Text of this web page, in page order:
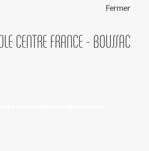
Fermer
CENTRE FRANCE - BOUSSAC